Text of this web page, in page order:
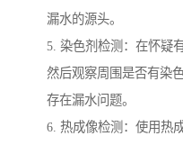
漏水的源头。
5. 染色剂检测：在怀疑
然后观察周围是否有染
存在漏水问题。
6. 热成像检测：使用热